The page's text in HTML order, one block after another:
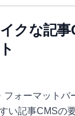
クな記事
フォーマットバ
い記事CMSの